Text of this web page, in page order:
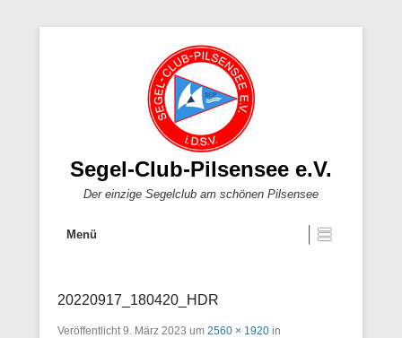
Segel-Club-Pilsensee e.V.
Der einzige Segelclub am schönen Pilsensee
Menü
20220917_180420_HDR
Veröffentlicht9. März 2023 um 2560 × 1920 in